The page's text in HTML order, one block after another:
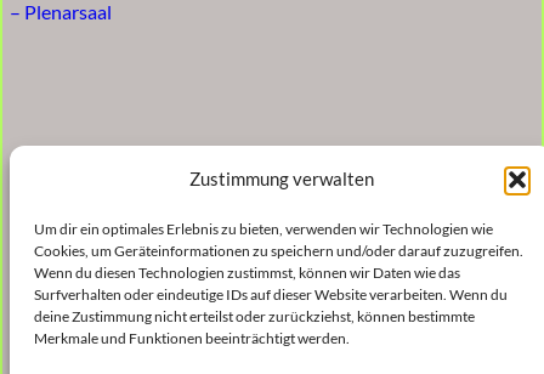
Zustimmung verwalten
Um dir ein optimales Erlebnis zu bieten, verwenden wir Technologien wie
Cookies, um Geräteinformationen zu speichern und/oder darauf zuzugreifen.
Wenn du diesen Technologien zustimmst, können wir Daten wie das
Surfverhalten oder eindeutige IDs auf dieser Website verarbeiten. Wenn du
deine Zustimmung nicht erteilst oder zurückziehst, können bestimmte
Merkmale und Funktionen beeinträchtigt werden.
– Plenarsaal